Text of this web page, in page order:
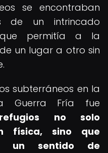
se encontraban
de un intrincado
permitía a la
un lugar a otro sin
subterráneos en la
Guerra Fría fue
no solo
física, sino que
un sentido de